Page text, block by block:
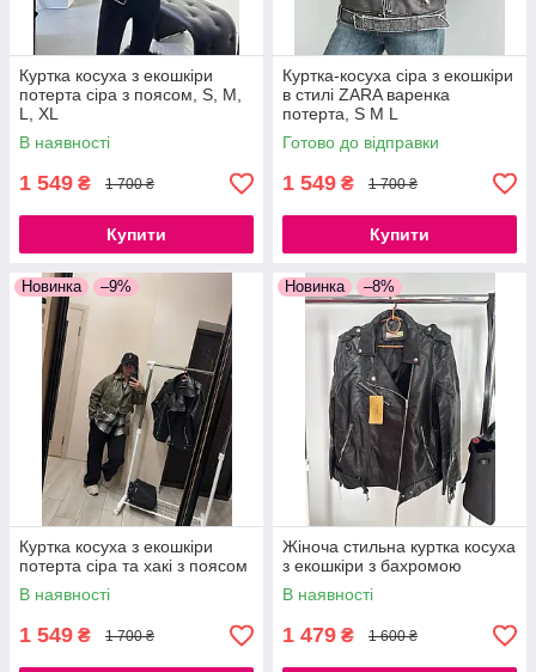
Куртка косуха з екошкіри
потерта сіра з поясом, S, M,
L, XL
В наявності
1 549 ₴ 1 700 ₴
Купити
Куртка-косуха сіра з екошкіри
в стилі ZARA варенка
потерта, S M L
Готово до відправки
1 549 ₴ 1 700 ₴
Купити
Новинка –9%
Куртка косуха з екошкіри
потерта сіра та хакі з поясом
В наявності
1 549 ₴ 1 700 ₴
Новинка –8%
Жіноча стильна куртка косуха
з екошкіри з бахромою
В наявності
1 479 ₴ 1 600 ₴